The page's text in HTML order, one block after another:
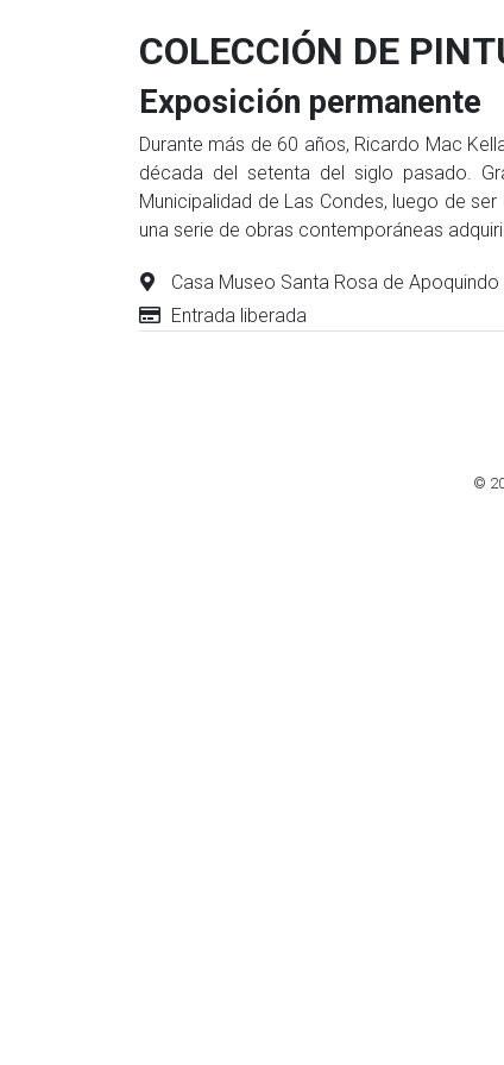
COLECCIÓN DE
Exposición permanente
Durante más de 60 años, Ricardo Mac
década del setenta del siglo pasado.
Municipalidad de Las Condes, luego de
una serie de obras contemporáneas
Casa Museo Santa Rosa de Apoquindo
Entrada liberada
©